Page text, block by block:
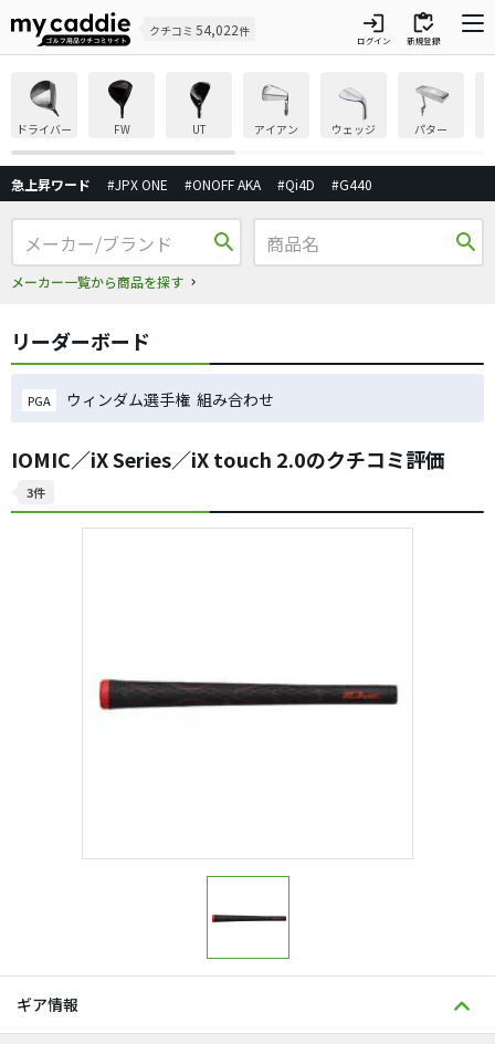
クチコミ 54,022件 login
ログイン
inventory
新規登録
ドライバー FW UT アイアン ウェッジ パター
急上昇ワード #JPX ONE #ONOFF AKA #Qi4D #G440
search
メーカー一覧から商品を探す
search
リーダーボード
PGA ウィンダム選手権 組み合わせ
IOMIC／iX Series／iX touch 2.0のクチコミ評価
3件
ギア情報